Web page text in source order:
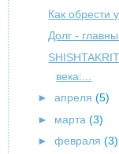
Как обрести
Долг -
века:...
►апреля(5)
► марта(3)
►февраля(3)